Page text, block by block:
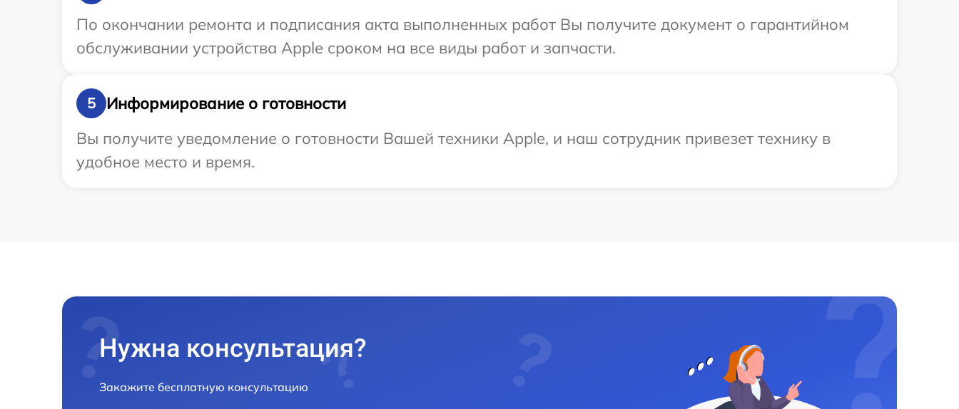
По окончании ремонта и подписания акта выполненных работ Вы получите документ о гарантийном
обслуживании устройства Apple сроком на все виды работ и запчасти.
5
Информирование о готовности
Вы получите уведомление о готовности Вашей техники Apple, и наш сотрудник привезет технику в
удобное место и время.
Нужна консультация?
Закажите бесплатную консультацию